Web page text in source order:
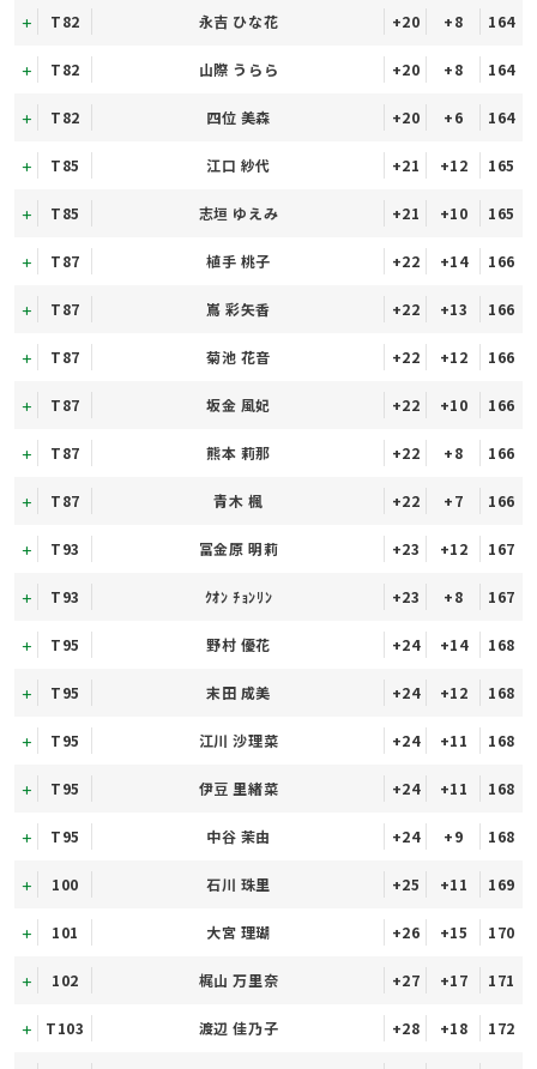
T82 永吉 ひな花 +20 +8 164
T82 山際 うらら +20 +8 164
T82 四位 美森 +20 +6 164
T85 江口 紗代 +21 +12 165
T85 志垣 ゆえみ +21 +10 165
T87 植手 桃子 +22 +14 166
T87 嶌 彩矢香 +22 +13 166
T87 菊池 花音 +22 +12 166
T87 坂金 風妃 +22 +10 166
T87 熊本 莉那 +22 +8 166
T87 青木 楓 +22 +7 166
T93 冨金原 明莉 +23 +12 167
T93 ｸｵﾝ ﾁｮﾝﾘﾝ +23 +8 167
T95 野村 優花 +24 +14 168
T95 末田 成美 +24 +12 168
T95 江川 沙理菜 +24 +11 168
T95 伊豆 里緒菜 +24 +11 168
T95 中谷 茉由 +24 +9 168
100 石川 珠里 +25 +11 169
101 大宮 理瑚 +26 +15 170
102 梶山 万里奈 +27 +17 171
T103 渡辺 佳乃子 +28 +18 172